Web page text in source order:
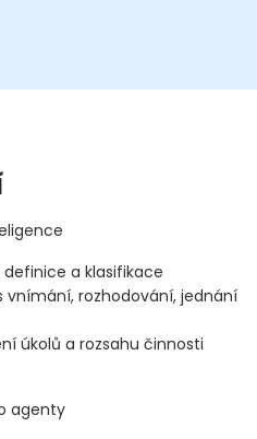
a klasifikace
vnímání, rozhodování, jednání
úkolů a rozsahu činnosti
agenty